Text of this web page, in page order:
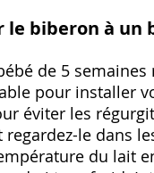
le biberon à un
de 5
pour installer
éviter les
le dans
du lait